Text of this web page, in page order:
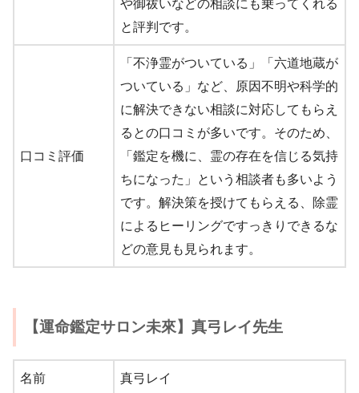
や御祓いなどの相談にも乗ってくれる
と評判です。
口コミ評価
「不浄霊がついている」「六道地蔵が
ついている」など、原因不明や科学的
に解決できない相談に対応してもらえ
るとの口コミが多いです。そのため、
「鑑定を機に、霊の存在を信じる気持
ちになった」という相談者も多いよう
です。解決策を授けてもらえる、除霊
によるヒーリングですっきりできるな
どの意見も見られます。
【運命鑑定サロン未來】真弓レイ先生
名前 真弓レイ